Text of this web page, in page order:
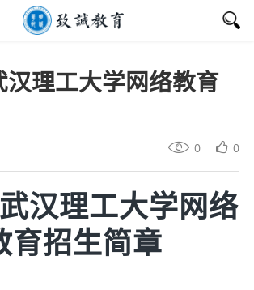
理工大学网络教育
0 0
汉理工大学网络
育招生简章